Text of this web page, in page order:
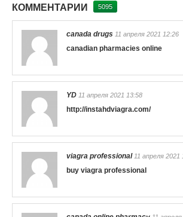
КОММЕНТАРИИ 5095
canada drugs 11 апреля 2021 12:26
canadian pharmacies online
YD 11 апреля 2021 13:58
http://instahdviagra.com/
viagra professional11 апреля 2021
buy viagra professional